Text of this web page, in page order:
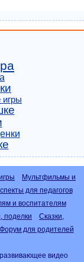
Мультфильмы и
для педагогов
и воспитателям
поделки
Сказки,
Форум для родителей
видео